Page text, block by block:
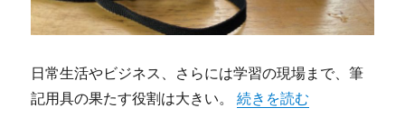
日常生活やビジネス、さらには学習の現場まで、筆
記用具の果たす役割は大きい。“消して描いてまた書け
続きを読む